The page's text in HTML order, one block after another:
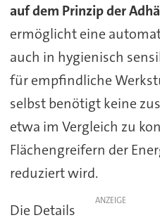
auf dem Prinzip der
ermöglicht eine
auch in hygienisch
für empfindliche
selbst benötigt keine
etwa im Vergleich zu
Flächengreifern der
reduziert wird.
ANZEIGE
Die Details